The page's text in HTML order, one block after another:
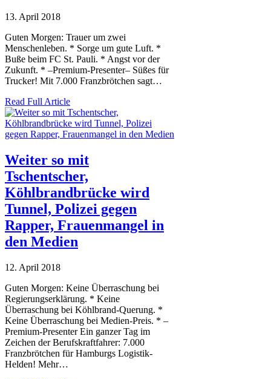
13. April 2018
Guten Morgen: Trauer um zwei
Menschenleben. * Sorge um gute Luft. *
Buße beim FC St. Pauli. * Angst vor der
Zukunft. * –Premium-Presenter– Süßes für
Trucker! Mit 7.000 Franzbrötchen sagt…
Read Full Article
Weiter so mit
Tschentscher,
Köhlbrandbrücke wird
Tunnel, Polizei gegen
Rapper, Frauenmangel in
den Medien
12. April 2018
Guten Morgen: Keine Überraschung bei
Regierungserklärung. * Keine
Überraschung bei Köhlbrand-Querung. *
Keine Überraschung bei Medien-Preis. * –
Premium-Presenter Ein ganzer Tag im
Zeichen der Berufskraftfahrer: 7.000
Franzbrötchen für Hamburgs Logistik-
Helden! Mehr…